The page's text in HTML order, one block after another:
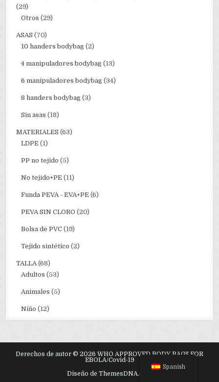
(29)
Otros (29)
ASAS (70)
10 handers bodybag (2)
4 manipuladores bodybag (13)
6 manipuladores bodybag (34)
8 handers bodybag (3)
Sin asas (18)
MATERIALES (63)
LDPE (1)
PP no tejido (5)
No tejido+PE (11)
Funda PEVA - EVA+PE (6)
PEVA SIN CLORO (20)
Bolsa de PVC (19)
Tejido sintético (2)
TALLA (68)
Adultos (53)
Animales (5)
Niño (12)
Derechos de autor © 2026 WHO APPROVED BODY BAGS FOR
EBOLA/Covid-19
Diseño de ThemesDNA.com
Spanish